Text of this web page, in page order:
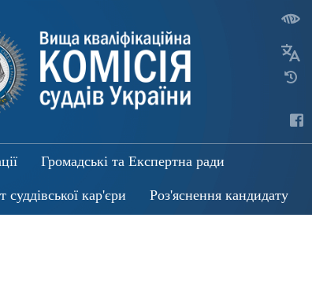
Громадські та Експертна ради
суддівської кар'єри Роз'яснення кандидату